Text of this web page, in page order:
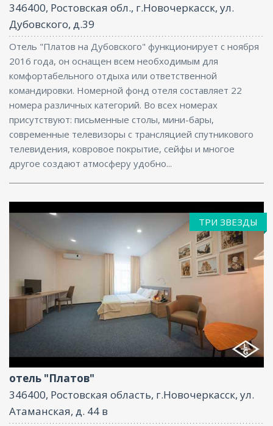
346400, Ростовская обл., г.Новочеркасск, ул.
Дубовского, д.39
Отель "Платов на Дубовского" функционирует с ноября
2016 года, он оснащен всем необходимым для
комфортабельного отдыха или ответственной
командировки. Номерной фонд отеля составляет 22
номера различных категорий. Во всех номерах
присутствуют: письменные столы, мини-бары,
современные телевизоры с трансляцией спутникового
телевидения, ковровое покрытие, сейфы и многое
другое создают атмосферу удобно...
Парковка, Интернет, Бизнес-центр
ТРИ ЗВЕЗДЫ
отель "Платов"
346400, Ростовская область, г.Новочеркасск, ул.
Атаманская, д. 44 в